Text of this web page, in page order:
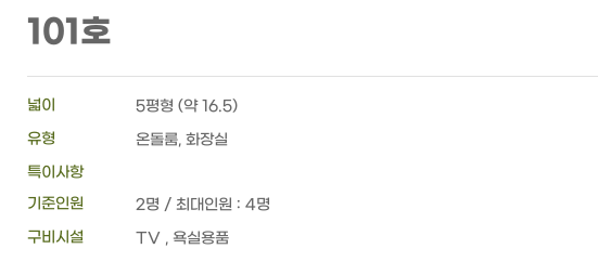
101호
넓이
5평형 (약 16.5)
유형
온돌룸, 화장실
특이사항
기준인원
2명 / 최대인원 : 4명
구비시설